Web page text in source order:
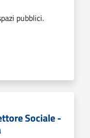
pubblici.
Sociale -